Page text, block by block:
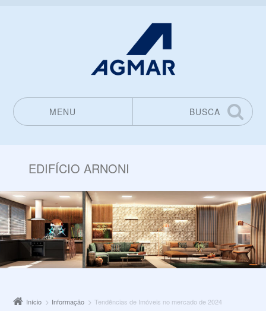
MENU
BUSCA
EDIFÍCIO ARNONI
Início Informação Tendências de Imóveis no mercado de 2024